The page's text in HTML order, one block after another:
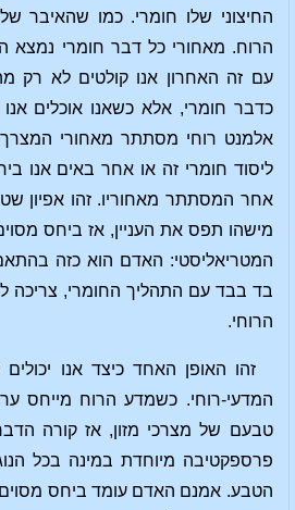
החיצוני שלו חומרי. כמו שהאיבר
הרוח. מאחורי כל דבר חומרי נמצא
עם זה האחרון אנו קולטים לא רק
כדבר חומרי, אלא כשאנו אוכלים
אלמנט רוחי מסתתר מאחורי
ליסוד חומרי זה או אחר באים אנו
אחר המסתתר מאחוריו. זהו אפיון
מישהו תפס את העניין, אז ביחס
המטריאליסטי: האדם הוא כזה
בד בבד עם התהליך החומרי, צריכה
הרוחי.
זהו האופן האחד כיצד אנו
המדעי-רוחי. כשמדע הרוח מייחס
טבעם של מצרכי מזון, אז קורה
פרספקטיבה מיוחדת במינה בכל
הטבע. אמנם האדם עומד ביחס